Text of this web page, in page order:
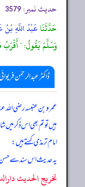
حدیث نمبر: 3579
حَدَّثَنَاعَبْدُ اللَّهِ بْنُ
وَسَلَّمَ يَقُولُ: "
ڈاکٹر عبدالرحمٰن
عمرو بن عنبسہ رضی الله
ہیں تو تم بھی اس ذکر میں
امام ترمذی کہتے ہیں:
یہ حدیث اس سند سے
تخریج الحدیث